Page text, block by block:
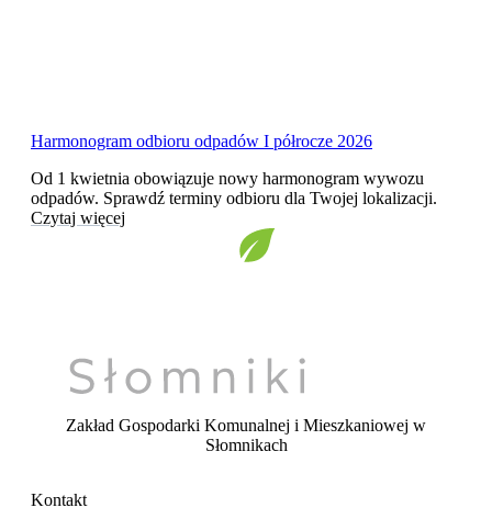
Harmonogram odbioru odpadów I półrocze 2026
Od 1 kwietnia obowiązuje nowy harmonogram wywozu
odpadów. Sprawdź terminy odbioru dla Twojej lokalizacji.
Czytaj więcej
Zakład Gospodarki Komunalnej i Mieszkaniowej w
Słomnikach
Kontakt